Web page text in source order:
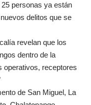
personas ya están
delitos que se
revelan que los
dentro de la
operativos, receptores
de San Miguel, La